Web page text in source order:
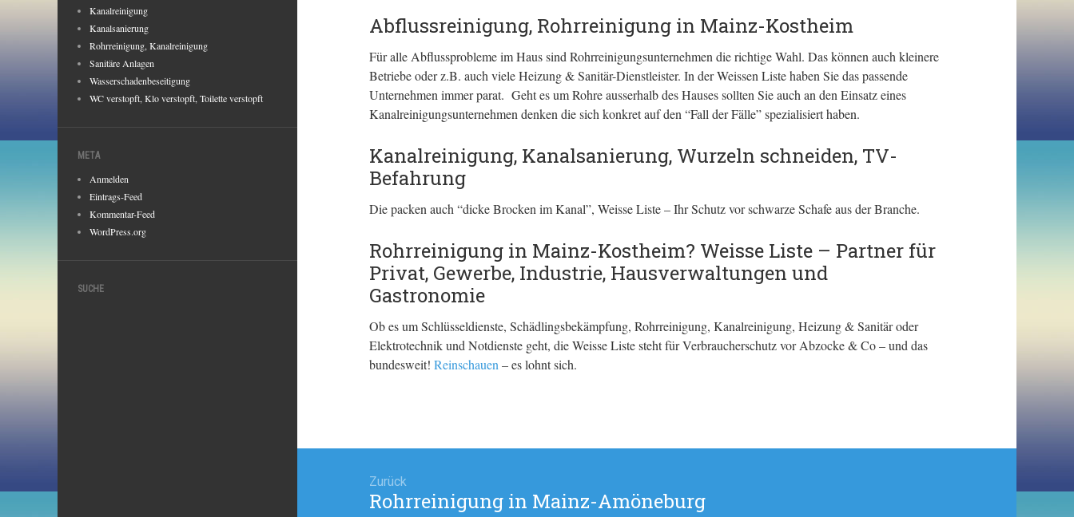
Kanalreinigung
Kanalsanierung
Rohrreinigung, Kanalreinigung
Sanitäre Anlagen
Wasserschadenbeseitigung
WC verstopft, Klo verstopft, Toilette verstopft
META
Anmelden
Eintrags-Feed
Kommentar-Feed
WordPress.org
SUCHE
Abflussreinigung, Rohrreinigung in Mainz-Kostheim
Für alle Abflussprobleme im Haus sind Rohrreinigungsunternehmen die richtige Wahl. Das können auch kleinere
Betriebe oder z.B. auch viele Heizung & Sanitär-Dienstleister. In der Weissen Liste haben Sie das passende
Unternehmen immer parat. Geht es um Rohre ausserhalb des Hauses sollten Sie auch an den Einsatz eines
Kanalreinigungsunternehmen denken die sich konkret auf den “Fall der Fälle” spezialisiert haben.
Kanalreinigung, Kanalsanierung, Wurzeln schneiden, TV-
Befahrung
Die packen auch “dicke Brocken im Kanal”, Weisse Liste – Ihr Schutz vor schwarze Schafe aus der Branche.
Rohrreinigung in Mainz-Kostheim? Weisse Liste – Partner für
Privat, Gewerbe, Industrie, Hausverwaltungen und
Gastronomie
Ob es um Schlüsseldienste, Schädlingsbekämpfung, Rohrreinigung, Kanalreinigung, Heizung & Sanitär oder
Elektrotechnik und Notdienste geht, die Weisse Liste steht für Verbraucherschutz vor Abzocke & Co – und das
bundesweit! Reinschauen – es lohnt sich.
Zurück
Vorheriger
Rohrreinigung in Mainz-Amöneburg